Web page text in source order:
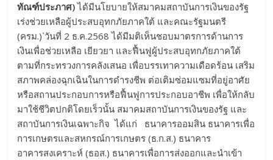
ทัณฑ์ประภาศ)ได้มีนโยบายให้สมาคมสถาบันการเงินของรัฐ
เร่งช่วยเหลือผู้ประสบอุทกภัยภาคใต้ และคณะรัฐมนตรี
(ครม.)`วันที่ 2 ธ.ค.2568 ได้มีมติเห็นชอบมาตรการด้านการ
เงินเพื่อช่วยเหลือ เยียวยา และฟื้นฟูผู้ประสบอุทกภัยภาคใต้
ตามที่กระทรวงการคลังเสนอ เพื่อบรรเทาความเดือดร้อน เสริม
สภาพคล่องฉุกเฉินในการดำรงชีพ ต่อเติมซ่อมแซมที่อยู่อาศัย
หรือสถานประกอบการหรือฟื้นฟูการประกอบอาชีพ เพื่อให้กลับ
มาใช้ชีวิตปกติโดยเร็วนั้น สมาคมสถาบันการเงินของรัฐ และ
สถาบันการเงินเฉพาะกิจ ได้แก่ ธนาคารออมสิน ธนาคารเพื่อ
การเกษตรและสหกรณ์การเกษตร (ธ.ก.ส.) ธนาคาร
อาคารสงเคราะห์ (ธอส.) ธนาคารเพื่อการส่งออกและนำเข้า